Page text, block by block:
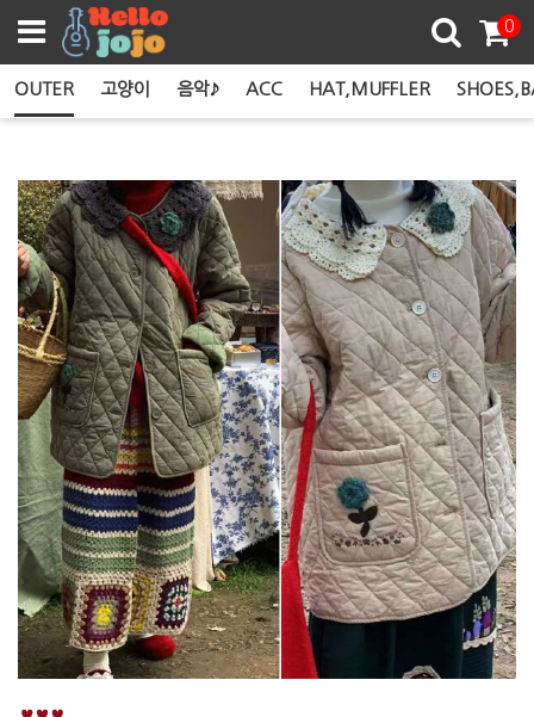
0
OUTER 고양이 음악♪ ACC HAT,MUFFLER